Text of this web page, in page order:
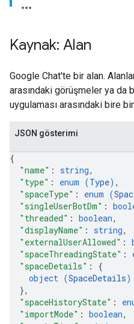
Kaynak: Alan
Google Chat'te bir alan.
arasındaki görüşmeler ya da
uygulaması arasındaki bire
JSON gösterimi
{
"name" : string,
"type" : enum (Type) ,
"spaceType" : enum (
"singleUserBotDm" :
"threaded" : boolean,
"displayName" : string,
"externalUserAllowed" :
"spaceThreadingState" :
"spaceDetails" : {
object (SpaceDetails)
},
"spaceHistoryState" :
"importMode" : boolean,